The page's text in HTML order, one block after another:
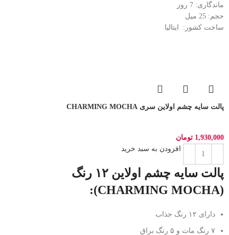
ماندگاری: 7
روز
حجم: 25
میل
ساخت کشور: ایتالیا
پالت سایه چشم اولاین سری CHARMING MOCHA
1,930,000 تومان
افزودن به سبد خرید
پالت سایه چشم اولاین ۱۲ رنگ
(CHARMING MOCHA):
دارای ۱۲ رنگ جذاب
۷ رنگ مات و ۵ رنگ براق